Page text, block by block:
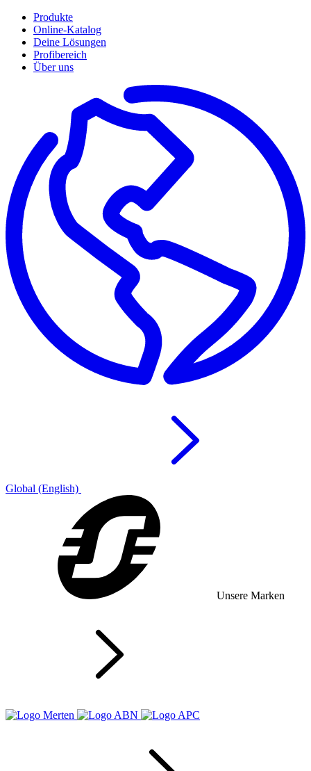
Produkte
Online-Katalog
Deine Lösungen
Profibereich
Über uns
Global (English)
Unsere Marken